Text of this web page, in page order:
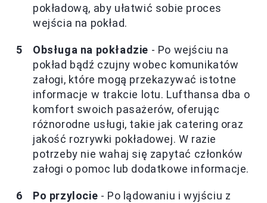
pokładową, aby ułatwić sobie proces
wejścia na pokład.
Obsługa na pokładzie - Po wejściu na
pokład bądź czujny wobec komunikatów
załogi, które mogą przekazywać istotne
informacje w trakcie lotu. Lufthansa dba o
komfort swoich pasażerów, oferując
różnorodne usługi, takie jak catering oraz
jakość rozrywki pokładowej. W razie
potrzeby nie wahaj się zapytać członków
załogi o pomoc lub dodatkowe informacje.
Po przylocie - Po lądowaniu i wyjściu z